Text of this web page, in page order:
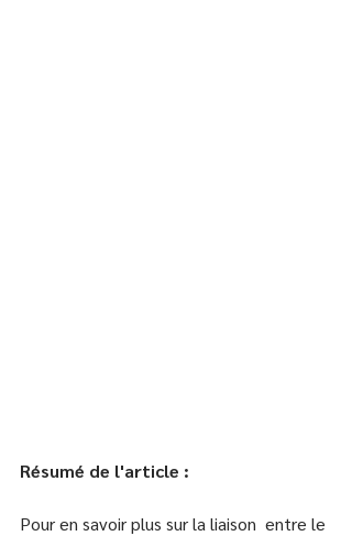
Résumé de l'article :
Pour en savoir plus sur la liaison  entre le